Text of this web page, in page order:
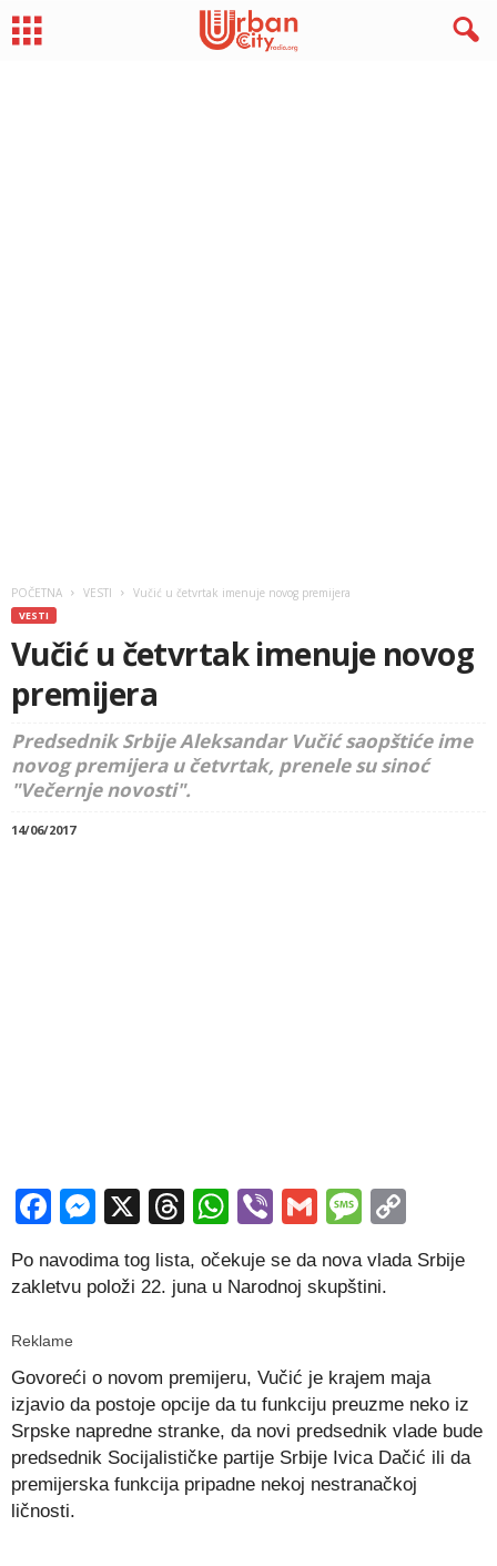
POČETNA VESTI Vučić u četvrtak imenuje novog premijera
VESTI
Vučić u četvrtak imenuje novog
premijera
Predsednik Srbije Aleksandar Vučić saopštiće ime
novog premijera u četvrtak, prenele su sinoć
"Večernje novosti".
14/06/2017
Facebook
Messenger
X Threads
WhatsApp
ViberGmail
Po navodima tog lista, očekuje se da nova vlada Srbije
zakletvu položi 22. juna u Narodnoj skupštini.
Reklame
Govoreći o novom premijeru, Vučić je krajem maja
izjavio da postoje opcije da tu funkciju preuzme neko iz
Srpske napredne stranke, da novi predsednik vlade bude
predsednik Socijalističke partije Srbije Ivica Dačić ili da
premijerska funkcija pripadne nekoj nestranačkoj
ličnosti.